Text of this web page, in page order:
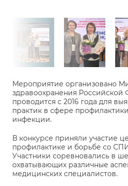
Мероприятие организовано
здравоохранения
проводится с 2016 года для
практик в сфере
инфекции.
В конкурсе приняли участие
профилактике и борьбе со
Участники соревновались в
охватывающих различные
медицинских специалистов.